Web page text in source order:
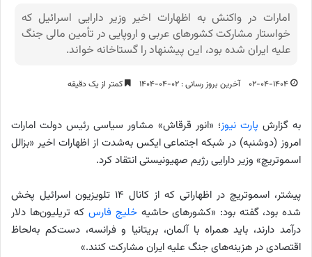
امارات در واکنش به اظهارات اخیر وزیر دارایی اسرائیل که
خواستار مشارکت کشورهای عربی و اروپایی در تأمین مالی جنگ
علیه ایران شده بود، این پیشنهاد را گستاخانه خواند.
۰۲-۰۴-۱۴۰۴ آخرین بروز رسانی : ۰۲-۰۴-۱۴۰۴ کمتر از یک دقیقه
به گزارش پارت نیوز؛ «انور قرقاش» مشاور سیاسی رئیس دولت امارات
امروز (دوشنبه) در شبکه اجتماعی ایکس به‌شدت از اظهارات اخیر «بزالل
اسموتریچ» وزیر دارایی رژیم صهیونیستی انتقاد کرد.
پیشتر، اسموتریچ در اظهاراتی که از کانال ۱۴ تلویزیون اسرائیل پخش
شده بود، گفته بود: «کشورهای حاشیهخلیج فارسکه تریلیون‌ها دلار
درآمد دارند، باید همراه با آلمان، بریتانیا و فرانسه، دست‌کم به‌لحاظ
اقتصادی در هزینه‌های جنگ علیه ایران مشارکت کنند.»